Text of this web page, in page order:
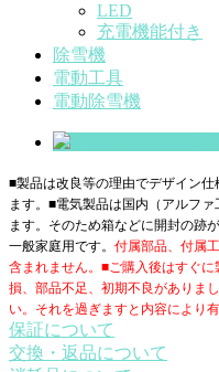
LED
充電機能付き
除雪機
電動工具
電動除雪機
■製品は改良等の理由でデザイン
ます。■電気製品は国内（アルフ
ます。そのため箱などに開封の跡
一般家庭用です。 付属部品、付属
含まれません。■ご購入後はすぐ
損、部品不足、初期不良がありま
い。それを過ぎますと内容により
保証について
交換・返品について